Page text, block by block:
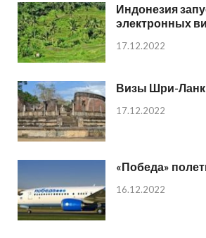
Индонезия
электронных
17.12.2022
Визы Шри-
17.12.2022
«Победа»
16.12.2022